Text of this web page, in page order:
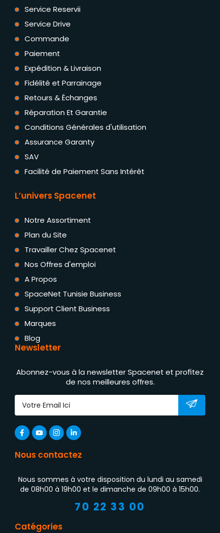
Service Reservii
Service Drive
Commande
Paiement
Expédition & Livraison
Fidélité et Parrainage
Retours & Échanges
Réparation Et Garantie
Conditions Générales d'utilisation
Assurance Garanty
SAV
Facilité de Paiement Sans Intérêt
L’univers Spacenet
Notre Assortiment
Plan du Site
Travailler Chez Spacenet
Nos Offres d'emploi
A Propos
SpaceNet Tunisie Business
Support Client Business
Marques
Blog
Newsletter
Abonnez-vous à la newsletter Spacenet et profitez
de nos meilleures offres.
Nous contactez
Nous sommes à votre disposition du lundi au samedi
de 08h00 à 19h00 et le dimanche de 09h00 à 15h00.
70 22 33 00
Catégories